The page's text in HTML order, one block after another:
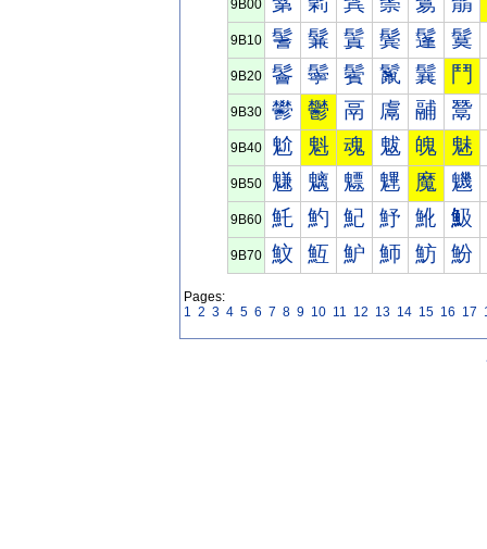
9B00
9B10 鬐 鬑 鬒 鬓 鬔 鬕
9B20 鬠 鬡 鬢 鬣 鬤 鬥
9B30 鬰 鬱 鬲 鬳 鬴 鬵
9B40 魀 魁 魂 魃 魄 魅
9B50 魐 魑 魒 魓 魔 魕
9B60 魠 魡 魢 魣 魤 魥
9B70 魰 魱 魲 魳 魴 魵
Pages:
1 2 3 4 5 6 7 8 9 10 11 12 13 14 15 16 17